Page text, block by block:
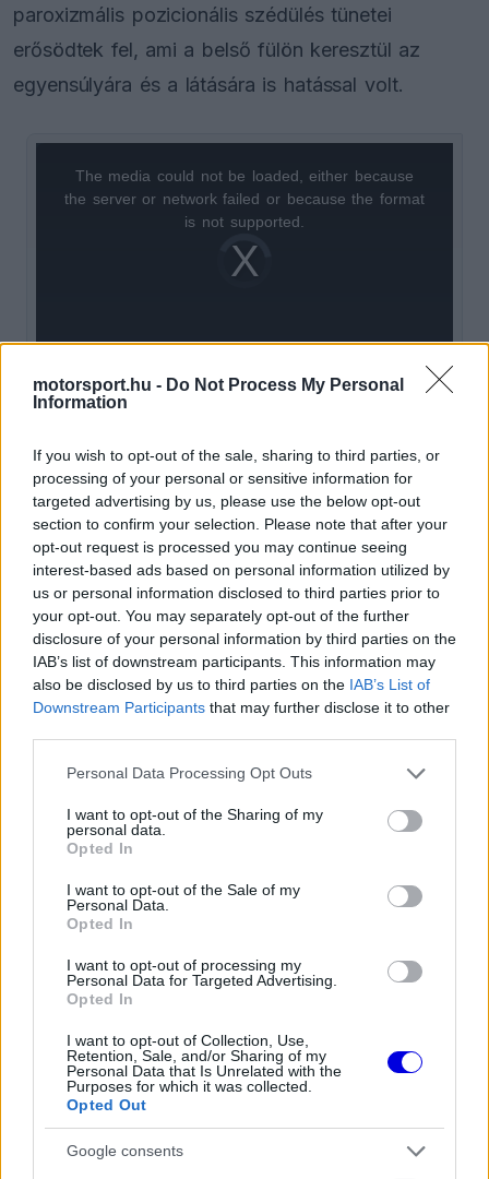
motorsport.hu - Do Not Process My Personal
Information
If you wish to opt-out of the sale, sharing to third parties, or
processing of your personal or sensitive information for
targeted advertising by us, please use the below opt-out
section to confirm your selection. Please note that after your
opt-out request is processed you may continue seeing
interest-based ads based on personal information utilized by
us or personal information disclosed to third parties prior to
your opt-out. You may separately opt-out of the further
disclosure of your personal information by third parties on the
IAB’s list of downstream participants. This information may
also be disclosed by us to third parties on the IAB’s List of
Downstream Participants that may further disclose it to other
Please note that this website/app uses one or more Google
not limited to your visit or usage behaviour. You may click to
grant or deny consent to Google and its third-party tags to
use your data for below specified purposes in below Google
consent section.
Personal Data Processing Opt Outs
I want to opt-out of the Sharing of my
personal data.
Opted In
I want to opt-out of the Sale of my
Personal Data.
Opted In
I want to opt-out of processing my
Personal Data for Targeted Advertising.
Opted In
I want to opt-out of Collection, Use,
Retention, Sale, and/or Sharing of my
Personal Data that Is Unrelated with the
Purposes for which it was collected.
Opted Out
Google consents
paroxizmális pozicionális szédülés tünetei
erősödtek fel, ami a belső fülön keresztül az
egyensúlyára és a látására is hatással volt.
Video
Player
loading.
The media could not be loaded, either because
the server or network failed or because the format
is not supported.
siettetni a visszatérést. A cég egyik
versenyprogram-vezetője akkor így fogalmazott,
amikor a döntés hátteréről beszélt.
EZEKET IS AJÁNLJUK
FORMA-1
Zéró kifogás az Alpine-nál, a
McLaren és a Ferrari a
FORMA-1
Óriási átalakulás a Ferrarinál,
Óriási fordulat Lewis Hamilton
jövőjével kapcsolatban
„Egy ilyen szintű bajnokságban nincs értelme
megfelelő felkészülés nélkül versenyezni. Amikor
Kalle fizikailag és mentálisan is teljesen készen áll,